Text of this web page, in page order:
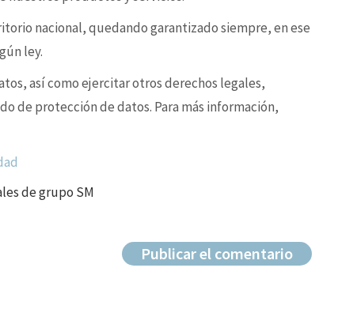
nacional, quedando garantizado siempre, en ese
ley.
así como ejercitar otros derechos legales,
de protección de datos. Para más información,
de grupo SM